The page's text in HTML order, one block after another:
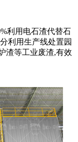
利用电石渣代替石
利用生产线处置园
渣等工业废渣,有效